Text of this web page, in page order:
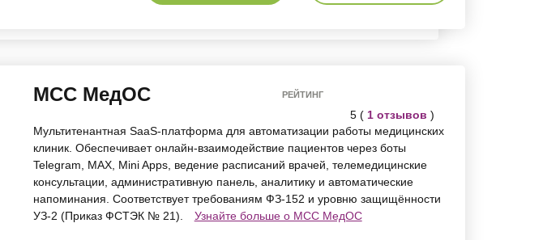
МСС МедОС РЕЙТИНГ
5 ( 1 отзывов )
Мультитенантная SaaS-платформа для автоматизации работы медицинских
клиник. Обеспечивает онлайн-взаимодействие пациентов через боты
Telegram, MAX, Mini Apps, ведение расписаний врачей, телемедицинские
консультации, административную панель, аналитику и автоматические
напоминания. Соответствует требованиям ФЗ-152 и уровню защищённости
УЗ-2 (Приказ ФСТЭК № 21).
Узнайте больше о МСС МедОС